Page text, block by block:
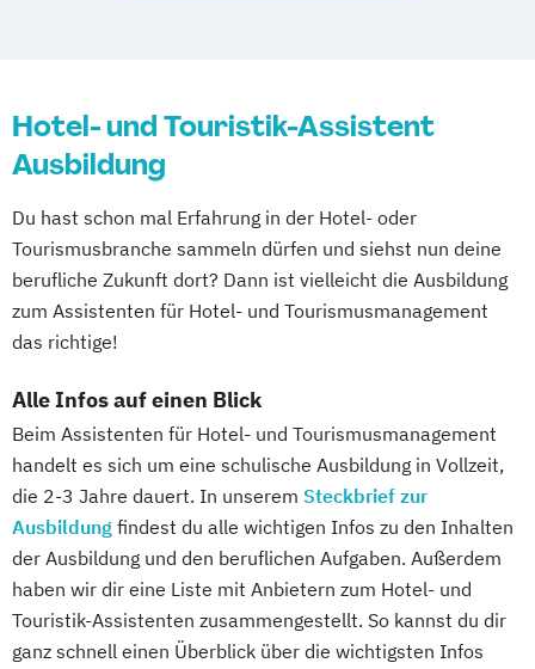
Consulting
Tourismus Management
Tourismusökonom (FH)
Hotel- und Touristik-Assistent
Ausbildung
Du hast schon mal Erfahrung in der Hotel- oder
Tourismusbranche sammeln dürfen und siehst nun deine
berufliche Zukunft dort? Dann ist vielleicht die Ausbildung
zum Assistenten für Hotel- und Tourismusmanagement
das richtige!
Alle Infos auf einen Blick
Beim Assistenten für Hotel- und Tourismusmanagement
handelt es sich um eine schulische Ausbildung in Vollzeit,
die 2-3 Jahre dauert. In unserem Steckbrief zur
Ausbildung findest du alle wichtigen Infos zu den Inhalten
der Ausbildung und den beruflichen Aufgaben. Außerdem
haben wir dir eine Liste mit Anbietern zum Hotel- und
Touristik-Assistenten zusammengestellt. So kannst du dir
ganz schnell einen Überblick über die wichtigsten Infos